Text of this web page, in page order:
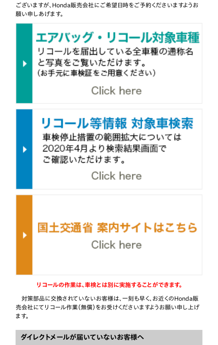
2016年9月8
日
【リコール】旧型フィットなど16車種のリコール
2016年6月9
【リコール】旧型オデッセイなど14車種のリコール
2016年6月9
日
【リコール】MDXのリコール
2015年10月1
2015年10月1
【リコール】フィット アリアのリコール(運転者席側)
2015年10月1
【リコール】フィット アリアのリコール(助手席側)
日
2015年7月9
日
2015年5月28
2015年5月28 【リコール】ラグレイト、MDXのリコール（運転者席側）
ございますが、Honda販売会社にご希望日時をご予約くださいますようお
願い申しあげます。
リコールの作業は、車検とは別に実施することができます。
対策部品に交換されていないお客様は、一刻も早く、お近くのHonda販
売会社にてリコール作業（無償）をお受けくださいますようお願い申し上げ
ます。
ダイレクトメールが届いていないお客様へ